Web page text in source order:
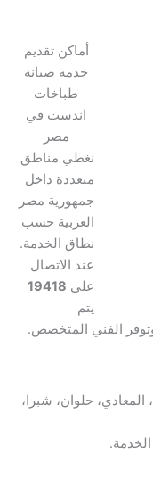
أماكن تقديم
خدمة صيانة
طباخات
اندست في
مصر
نغطي مناطق
متعددة داخل
جمهورية مصر
العربية حسب
نطاق الخدمة.
عند الاتصال
على 19418
يتم
الفني المتخصص.
حلوان، شبرا،